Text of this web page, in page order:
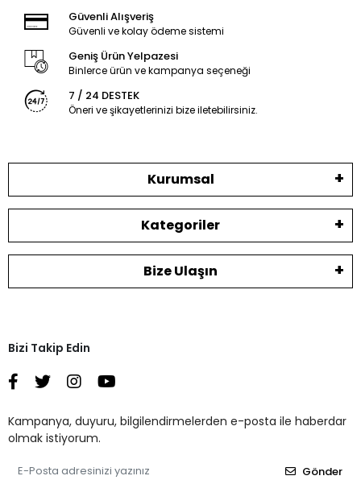
Güvenli Alışveriş
Güvenli ve kolay ödeme sistemi
Geniş Ürün Yelpazesi
Binlerce ürün ve kampanya seçeneği
7 / 24 DESTEK
Öneri ve şikayetlerinizi bize iletebilirsiniz.
Kurumsal
Kategoriler
Bize Ulaşın
Bizi Takip Edin
Kampanya, duyuru, bilgilendirmelerden e-posta ile haberdar
olmak istiyorum.
Gönder